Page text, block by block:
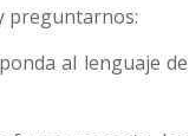
preguntarnos:
al lenguaje de